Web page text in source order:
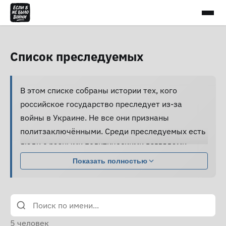
Список преследуемых
В этом списке собраны истории тех, кого
российское государство преследует из-за
войны в Украине. Не все они признаны
политзаключёнными. Среди преследуемых есть
люди с разными политическими взглядами,
совершившие разные поступки.
жестокому обращению и пыткам, принуждаются
к признанию вины и не получают нормальной
юридической помощи, а правозащитники не
Показать полностью
5 человек